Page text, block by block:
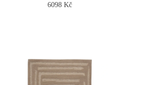
6098 Kč